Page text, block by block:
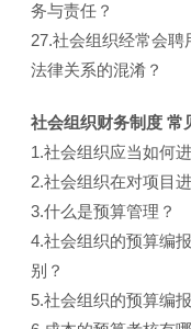
务与责任？
27.社会组织经常会
法律关系的混淆？
社会组织财务制度 常
1.社会组织应当如何
2.社会组织在对项目
3.什么是预算管理？
4.社会组织的预算编
别？
5.社会组织的预算编